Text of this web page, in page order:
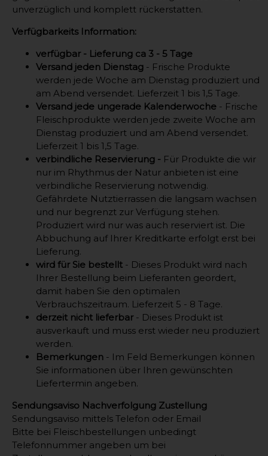
unverzüglich und komplett rückerstatten.
Verfügbarkeits Information:
verfügbar - Lieferung ca 3 - 5 Tage
Versand jeden Dienstag - Frische Produkte
werden jede Woche am Dienstag produziert und
am Abend versendet. Lieferzeit 1 bis 1,5 Tage.
Versand jede ungerade Kalenderwoche - Frische
Fleischprodukte werden jede zweite Woche am
Dienstag produziert und am Abend versendet.
Lieferzeit 1 bis 1,5 Tage.
verbindliche Reservierung - Für Produkte die wir
nur im Rhythmus der Natur anbieten ist eine
verbindliche Reservierung notwendig.
Gefährdete Nutztierrassen die langsam wachsen
und nur begrenzt zur Verfügung stehen.
Produziert wird nur was auch reserviert ist. Die
Abbuchung auf Ihrer Kreditkarte erfolgt erst bei
Lieferung.
wird für Sie bestellt - Dieses Produkt wird nach
Ihrer Bestellung beim Lieferanten geordert,
damit haben Sie den optimalen
Verbrauchszeitraum. Lieferzeit 5 - 8 Tage.
derzeit nicht lieferbar- Dieses Produkt ist
ausverkauft und muss erst wieder neu produziert
werden.
Bemerkungen - Im Feld Bemerkungen können
Sie informationen über Ihren gewünschten
Liefertermin angeben.
Sendungsaviso Nachverfolgung Zustellung
Sendungsaviso mittels Telefon oder Email
Bitte bei Fleischbestellungen unbedingt
Telefonnummer angeben um bei